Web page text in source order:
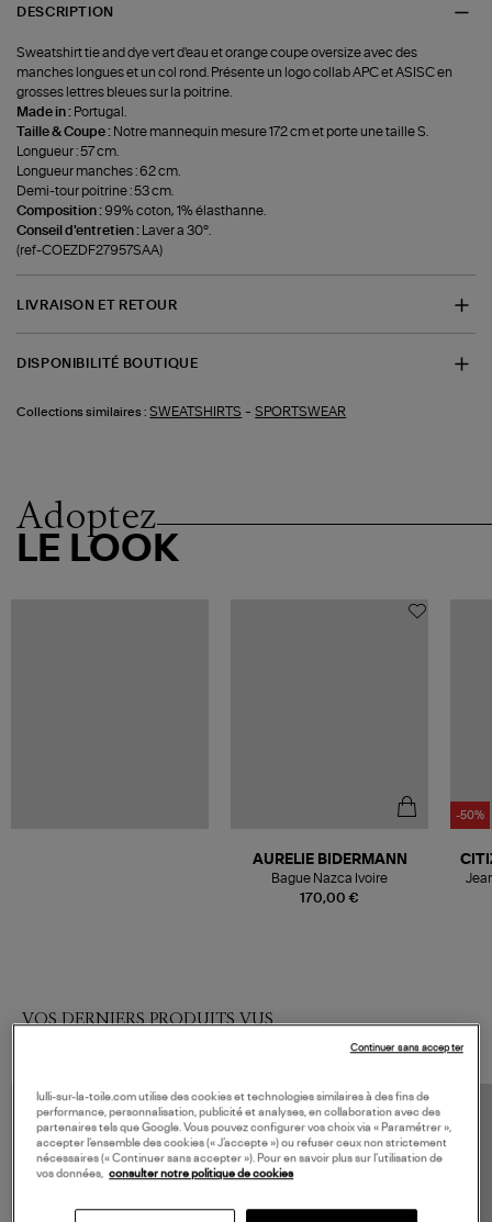
DESCRIPTION
Sweatshirt tie and dye vert d'eau et orange coupe oversize avec des
manches longues et un col rond. Présente un logo collab APC et ASISC en
grosses lettres bleues sur la poitrine.
Made in : Portugal.
Taille & Coupe : Notre mannequin mesure 172 cm et porte une taille S.
Longueur : 57 cm.
Longueur manches : 62 cm.
Demi-tour poitrine : 53 cm.
Composition : 99% coton, 1% élasthanne.
Conseil d'entretien :
Laver a 30°.
(ref-COEZDF27957SAA)
LIVRAISON ET RETOUR
DISPONIBILITÉ BOUTIQUE
Collections similaires : SWEATSHIRTS -SPORTSWEAR
Adoptez
LE LOOK
170,00 €
AURELIE BIDERMANN
Bague Nazca Ivoire
-50%
VOS DERNIERS PRODUITS VUS
lulli-sur-la-toile.com utilise des cookies et technologies similaires à des fins de
performance, personnalisation, publicité et analyses, en collaboration avec des
partenaires tels que Google. Vous pouvez configurer vos choix via « Paramétrer »,
accepter l’ensemble des cookies (« J’accepte ») ou refuser ceux non strictement
nécessaires (« Continuer sans accepter »). Pour en savoir plus sur l’utilisation de
vos données, consulter notre politique de cookies
Continuer sans accepter